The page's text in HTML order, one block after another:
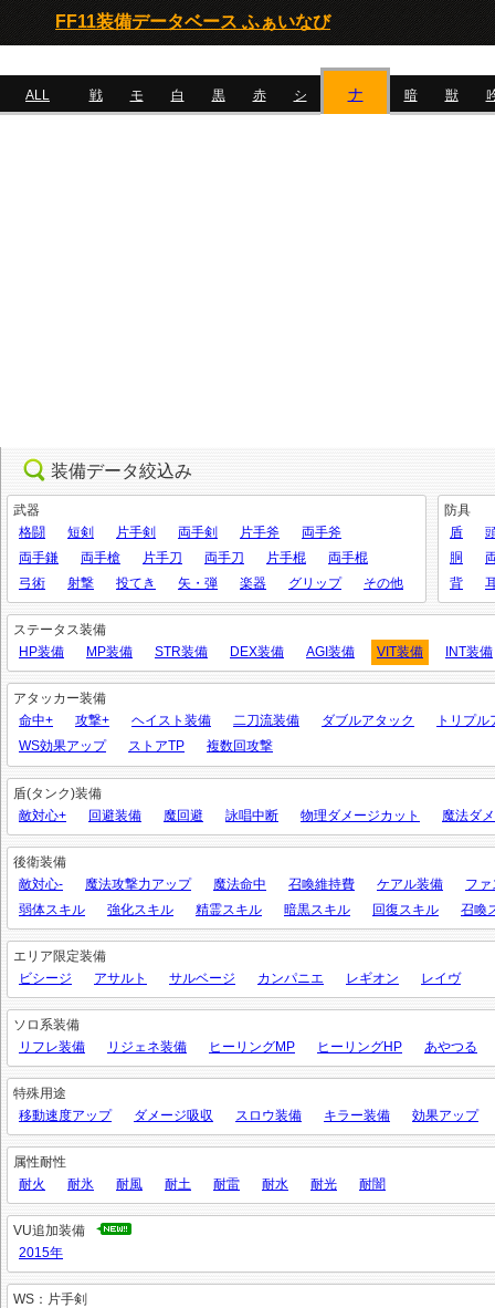
FF11装備データベース ふぁいなび
ALL 戦 モ 白 黒 赤 シ ナ 暗 獣
装備データ絞込み
武器
格闘
短剣 片手剣 両手剣 片手斧
両手斧
両手鎌
両手槍 片手刀 両手刀 片手棍
両手棍
弓術
射撃 投てき 矢・弾 楽器 グリップ その他
防具
盾
胴
背
ステータス装備
HP装備
MP装備 STR装備 DEX装備 AGI装備 VIT装備 INT装備
アタッカー装備
命中+
攻撃+ ヘイスト装備 二刀流装備 ダブルアタック
トリプル
WS効果アップ
ストアTP 複数回攻撃
盾(タンク)装備
敵対心+
回避装備 魔回避 詠唱中断 物理ダメージカット 魔法ダ
後衛装備
敵対心-
魔法攻撃力アップ 魔法命中 召喚維持費 ケアル装備
フ
弱体スキル
強化スキル 精霊スキル 暗黒スキル 回復スキル 召喚
エリア限定装備
ビシージ
アサルト サルベージ カンパニエ レギオン レイヴ
ソロ系装備
リフレ装備
リジェネ装備 ヒーリングMP ヒーリングHP あやつる
特殊用途
移動速度アップ
ダメージ吸収 スロウ装備 キラー装備 効果アップ
属性耐性
耐火
耐氷 耐風 耐土 耐雷 耐水 耐光 耐闇
VU追加装備
2015年
WS：片手剣